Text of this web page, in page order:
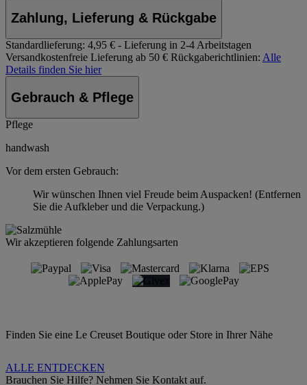
Zahlung, Lieferung & Rückgabe
Standardlieferung: 4,95 € - Lieferung in 2-4 Arbeitstagen
Versandkostenfreie Lieferung ab 50 € Rückgaberichtlinien: Alle
Details finden Sie hier
Gebrauch & Pflege
Pflege
handwash
Vor dem ersten Gebrauch:
Wir wünschen Ihnen viel Freude beim Auspacken! (Entfernen
Sie die Aufkleber und die Verpackung.)
Wir akzeptieren folgende Zahlungsarten
Finden Sie eine Le Creuset Boutique oder Store in Ihrer Nähe
ALLE ENTDECKEN
Brauchen Sie Hilfe? Nehmen Sie Kontakt auf.